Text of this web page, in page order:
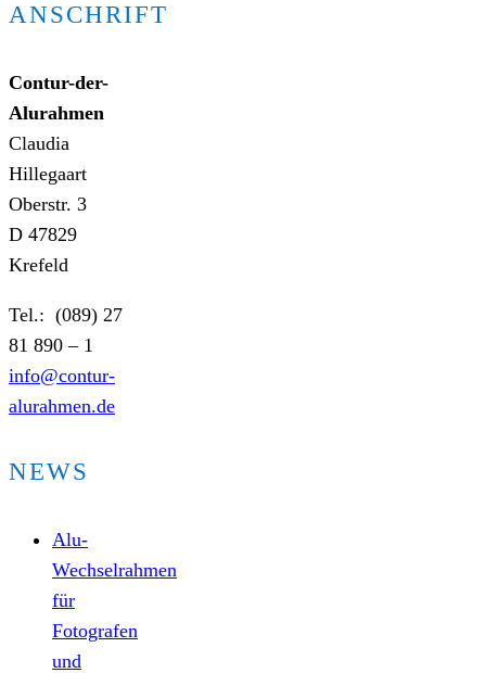
ANSCHRIFT
Contur-der-
Alurahmen
Claudia
Hillegaart
Oberstr. 3
D 47829
Krefeld
Tel.: (089) 27
81 890 – 1
info@contur-
alurahmen.de
NEWS
Alu-
Wechselrahmen
für
Fotografen
und